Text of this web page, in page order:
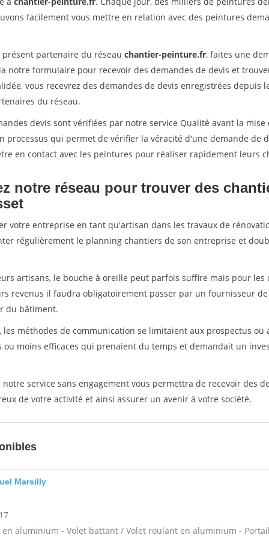
facilement vous mettre en relation avec des peintures
présent partenaire du réseau chantier-peinture.fr, faites une
notre formulaire pour recevoir des demandes de devis et
vous recevrez des demandes de devis enregistrées depuis
du réseau.
devis sont vérifiées par notre service Qualité avant la mise
processus qui permet de vérifier la véracité d'une demande de
en contact avec les peintures pour réaliser rapidement leurs
notre réseau pour trouver des
votre entreprise en tant qu'artisan dans les travaux de
régulièrement le planning chantiers de son entreprise et
artisans, le bouche à oreille peut parfois suffire mais pour
revenus il faudra obligatoirement passer par un fournisseur
du bâtiment.
les méthodes de communication se limitaient aux prospectus ou
ou moins efficaces qui prenaient du temps et demandait un
service sans engagement vous permettra de recevoir des
de votre activité et ainsi assurer un avenir à votre société.
Marsilly
en aluminium - Volet battant / Volet roulant en aluminium -